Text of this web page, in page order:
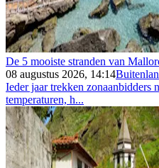
De 5 mooiste stranden van
08 augustus 2026, 14:14
Ieder jaar trekken zonaanbidders
temperaturen, h...